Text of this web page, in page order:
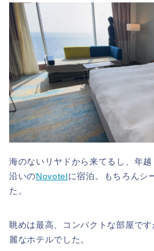
海のないリヤドから来てるし、年
沿いの Novotel に宿泊。もちろんシ
た。
眺めは最高、コンパクトな部屋で
麗なホテルでした。